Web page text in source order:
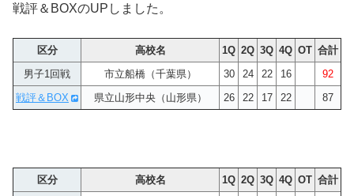
戦評＆BOXのUPしました。
区分 高校名 1Q 2Q 3Q 4Q OT 合計
男子1回戦
市立船橋（千葉県） 30 24 22 16
92
戦評＆BOX
県立山形中央（山形県） 26 22 17 22 87
区分 高校名 1Q 2Q 3Q 4Q OT 合計